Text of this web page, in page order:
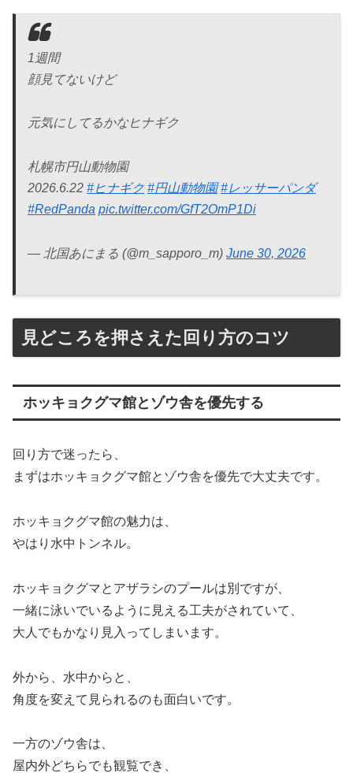
1週間
顔見てないけど
元気にしてるかなヒナギク
札幌市円山動物園
2026.6.22 #ヒナギク #円山動物園 #レッサーパンダ
#RedPanda pic.twitter.com/GfT2OmP1Di
— 北国あにまる (@m_sapporo_m) June 30, 2026
見どころを押さえた回り方のコツ
ホッキョクグマ館とゾウ舎を優先する
回り方で迷ったら、
まずはホッキョクグマ館とゾウ舎を優先で大丈夫です。
ホッキョクグマ館の魅力は、
やはり水中トンネル。
ホッキョクグマとアザラシのプールは別ですが、
一緒に泳いでいるように見える工夫がされていて、
大人でもかなり見入ってしまいます。
外から、水中からと、
角度を変えて見られるのも面白いです。
一方のゾウ舎は、
屋内外どちらでも観覧でき、